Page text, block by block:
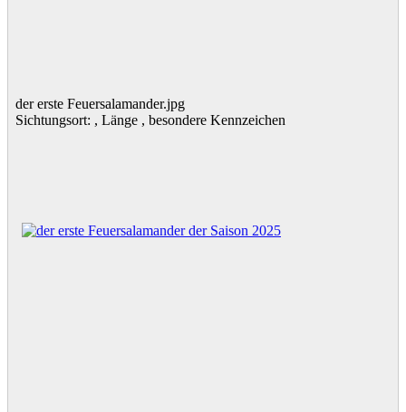
der erste Feuersalamander.jpg
Sichtungsort: , Länge , besondere Kennzeichen